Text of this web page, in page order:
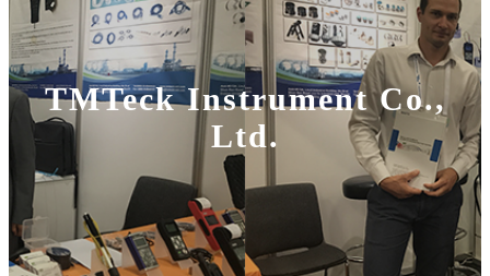
TMTeck Instrument Co.,
Ltd.